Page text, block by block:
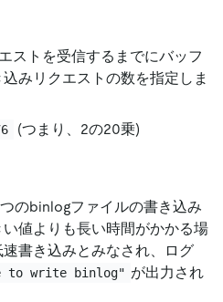
ストを受信するまでにバッフ
みリクエストの数を指定しま
(つまり、2の20乗)
のbinlogファイルの書き込み
値よりも長い時間がかかる場
書き込みとみなされ、ログ
to write binlog" が出力され